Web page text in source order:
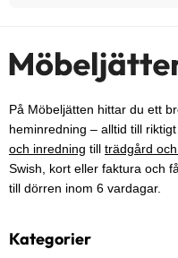
På Möbeljätten hittar du ett
heminredning – alltid till
och inredning till trädgård
Swish, kort eller faktura och
till dörren inom 6 vardagar.
Kategorier